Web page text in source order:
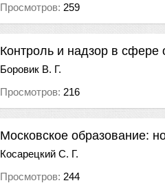
Просмотров: 259
Контроль и надзор в сфере
Боровик В. Г.
Просмотров: 216
Московское образование:
Косарецкий С. Г.
Просмотров: 244